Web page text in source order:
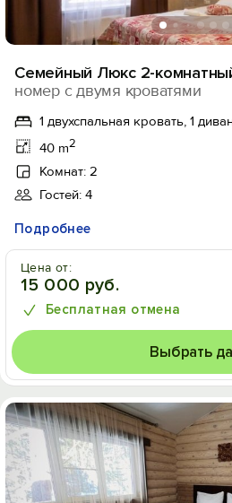
Семейный Люкс 2-
номер с двумя кроватями
1 двухспальная кровать, 1
40 m2
Комнат: 2
Гостей: 4
Подробнее
Цена от:
15 000 руб.
Бесплатная отмена
Выбрать